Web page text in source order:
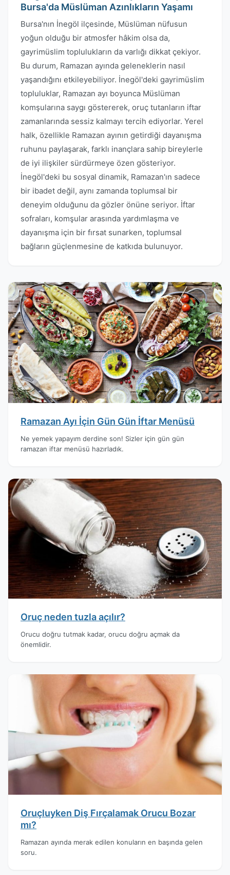
Bursa'da Müslüman Azınlıkların Yaşamı
Bursa'nın İnegöl ilçesinde, Müslüman nüfusun
yoğun olduğu bir atmosfer hâkim olsa da,
gayrimüslim toplulukların da varlığı dikkat çekiyor.
Bu durum, Ramazan ayında geleneklerin nasıl
yaşandığını etkileyebiliyor. İnegöl'deki gayrimüslim
topluluklar, Ramazan ayı boyunca Müslüman
komşularına saygı göstererek, oruç tutanların iftar
zamanlarında sessiz kalmayı tercih ediyorlar. Yerel
halk, özellikle Ramazan ayının getirdiği dayanışma
ruhunu paylaşarak, farklı inançlara sahip bireylerle
de iyi ilişkiler sürdürmeye özen gösteriyor.
İnegöl'deki bu sosyal dinamik, Ramazan'ın sadece
bir ibadet değil, aynı zamanda toplumsal bir
deneyim olduğunu da gözler önüne seriyor. İftar
sofraları, komşular arasında yardımlaşma ve
dayanışma için bir fırsat sunarken, toplumsal
bağların güçlenmesine de katkıda bulunuyor.
Ramazan Ayı İçin Gün Gün İftar Menüsü
Ne yemek yapayım derdine son! Sizler için gün gün
ramazan iftar menüsü hazırladık.
Oruç neden tuzla açılır?
Orucu doğru tutmak kadar, orucu doğru açmak da
önemlidir.
Oruçluyken Diş Fırçalamak Orucu Bozar
mı?
Ramazan ayında merak edilen konuların en başında gelen
soru.